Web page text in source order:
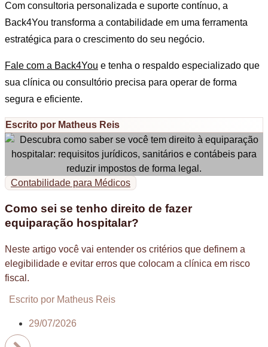
Com consultoria personalizada e suporte contínuo, a
Back4You transforma a contabilidade em uma ferramenta
estratégica para o crescimento do seu negócio.
Fale com a Back4You e tenha o respaldo especializado que
sua clínica ou consultório precisa para operar de forma
segura e eficiente.
Escrito por Matheus Reis
Contabilidade para Médicos
Como sei se tenho direito de fazer
equiparação hospitalar?
Neste artigo você vai entender os critérios que definem a
elegibilidade e evitar erros que colocam a clínica em risco
fiscal.
Escrito por Matheus Reis
29/07/2026